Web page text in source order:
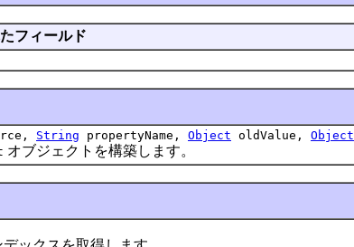
フィールド
String propertyName, Object oldValue, Object
オブジェクトを構築します。